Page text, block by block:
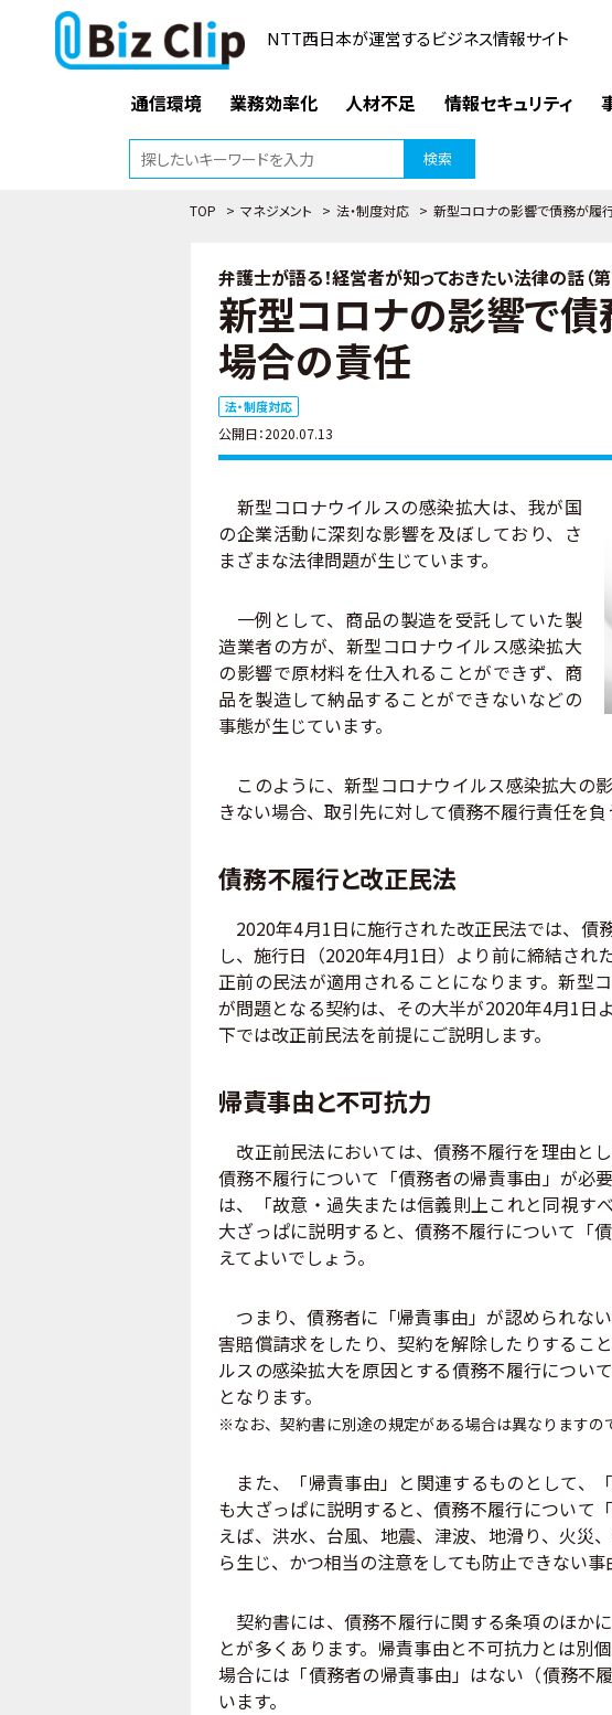
NTT西日本が運営するビジネス情報サイト
通信環境 業務効率化 人材不足 情報セキュリティ
検索
TOP > マネジメント > 法・制度対応 > 新型コロナの影響で債務が履
弁護士が語る！経営者が知っておきたい法律の話（第
新型コロナの影響で
場合の責任
法・制度対応
公開日：2020.07.13
新型コロナウイルスの感染拡大は、我が国
の企業活動に深刻な影響を及ぼしており、さ
まざまな法律問題が生じています。
一例として、商品の製造を受託していた製
造業者の方が、新型コロナウイルス感染拡大
の影響で原材料を仕入れることができず、商
品を製造して納品することができないなどの
事態が生じています。
このように、新型コロナウイルス感染拡大の
きない場合、取引先に対して債務不履行責任を負
債務不履行と改正民法
2020年4月1日に施行された改正民法では、債
し、施行日（2020年4月1日）より前に締結され
正前の民法が適用されることになります。新型
が問題となる契約は、その大半が2020年4月1日
下では改正前民法を前提にご説明します。
帰責事由と不可抗力
改正前民法においては、債務不履行を理由と
債務不履行について「債務者の帰責事由」が必
は、「故意・過失または信義則上これと同視す
大ざっぱに説明すると、債務不履行について「
えてよいでしょう。
つまり、債務者に「帰責事由」が認められな
害賠償請求をしたり、契約を解除したりするこ
ルスの感染拡大を原因とする債務不履行につい
となります。
※なお、契約書に別途の規定がある場合は異なりますの
また、「帰責事由」と関連するものとして、
も大ざっぱに説明すると、債務不履行について
えば、洪水、台風、地震、津波、地滑り、火災
ら生じ、かつ相当の注意をしても防止できない事
契約書には、債務不履行に関する条項のほか
とが多くあります。帰責事由と不可抗力とは別
場合には「債務者の帰責事由」はない（債務不
います。